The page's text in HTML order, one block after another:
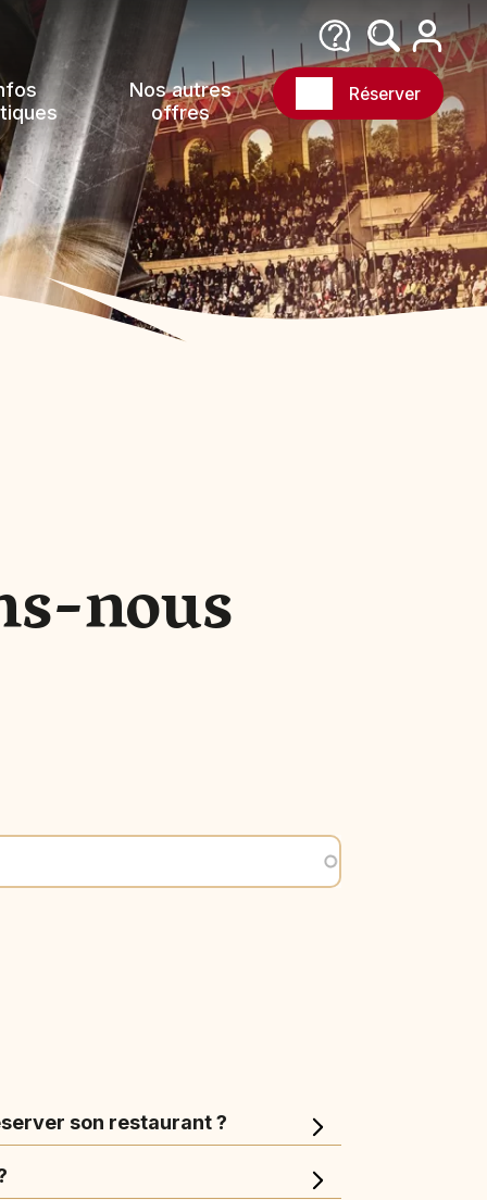
Nos autres
offres
Réserver
nous
son restaurant ?